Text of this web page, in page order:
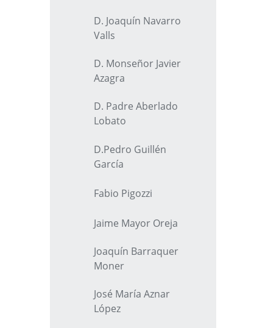
D. Joaquín Navarro
Valls
D. Monseñor Javier
Azagra
D. Padre Aberlado
Lobato
D.Pedro Guillén
García
Fabio Pigozzi
Jaime Mayor Oreja
Joaquín Barraquer
Moner
José María Aznar
López